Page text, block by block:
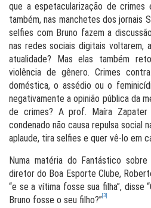
que a espetacularização de crimes
também, nas manchetes dos jornais
selfies com Bruno fazem a
nas redes sociais digitais voltarem,
atualidade? Mas elas também
violência de gênero. Crimes
doméstica, o assédio ou o
negativamente a opinião pública da
de crimes? A prof. Maíra
condenado não causa repulsa social
aplaude, tira selfies e quer vê-lo em
Numa matéria do Fantástico
diretor do Boa Esporte Clube,
“e se a vítima fosse sua filha”, disse
Bruno fosse o seu filho?” [3]